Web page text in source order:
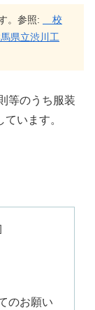
。参照:
校
県立渋川工
等のうち服装
います。
のお願い